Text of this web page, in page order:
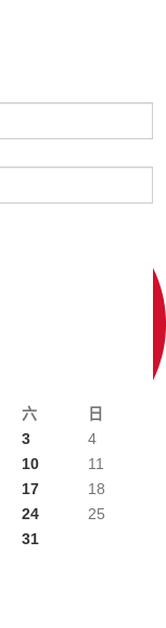
六 日
3
4
10
11
17
18
24
25
31